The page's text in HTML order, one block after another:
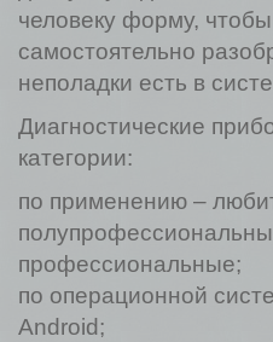
человеку форму,
самостоятельно
неполадки есть в
Диагностические
категории:
по применению –
профессиональные;
по операционной
Android;